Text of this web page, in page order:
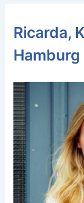
Ricarda,
Hamburg